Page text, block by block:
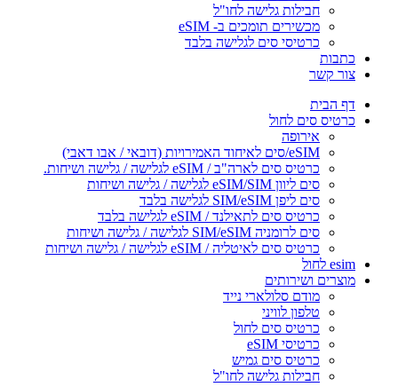
חבילות גלישה לחו"ל
מכשירים תומכים ב- eSIM
כרטיסי סים לגלישה בלבד
כתבות
צור קשר
דף הבית
כרטיס סים לחול
אירופה
eSIM/סים לאיחוד האמירויות (דובאי / אבו דאבי)
כרטיס סים לארה"ב / eSIM לגלישה / גלישה ושיחות.
סים ליוון eSIM/SIM לגלישה / גלישה ושיחות
סים ליפן SIM/eSIM לגלישה בלבד
כרטיס סים לתאילנד / eSIM לגלישה בלבד
סים לרומניה SIM/eSIM לגלישה / גלישה ושיחות
כרטיס סים לאיטליה / eSIM לגלישה / גלישה ושיחות
esim לחול
מוצרים ושירותים
מודם סלולארי נייד
טלפון לוויני
כרטיס סים לחול
כרטיסי eSIM
כרטיס סים גמיש
חבילות גלישה לחו"ל